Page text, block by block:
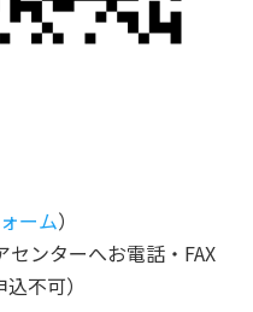
ーム）
ンターへお電話・FAX
不可）